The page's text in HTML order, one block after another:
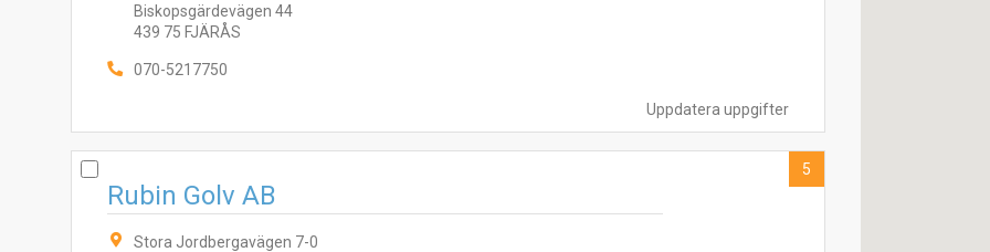
Uppdatera uppgifter
Biskopsgärdevägen 44
439 75 FJÄRÅS
070-5217750
Rubin Golv AB
Stora Jordbergavägen 7-0
5